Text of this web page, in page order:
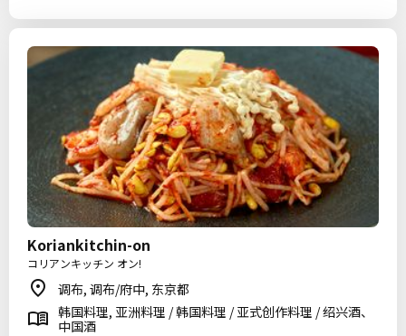
Koriankitchin-on
コリアンキッチン オン!
调布, 调布/府中, 东京都
韩国料理, 亚洲料理 / 韩国料理 / 亚式创作料理 / 绍兴酒、
中国酒